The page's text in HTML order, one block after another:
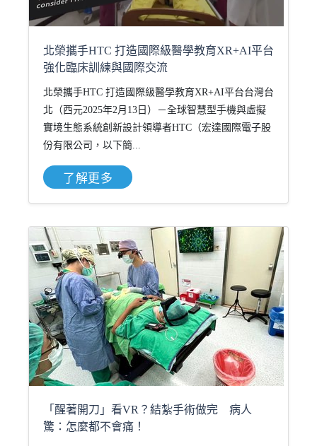
北榮攜手HTC 打造國際級醫學教育XR+AI平台
強化臨床訓練與國際交流
北榮攜手HTC 打造國際級醫學教育XR+AI平台台灣台
北（西元2025年2月13日）－全球智慧型手機與虛擬
實境生態系統創新設計領導者HTC（宏達國際電子股
份有限公司，以下簡...
了解更多
「醒著開刀」看VR？結紮手術做完 病人
驚：怎麼都不會痛！